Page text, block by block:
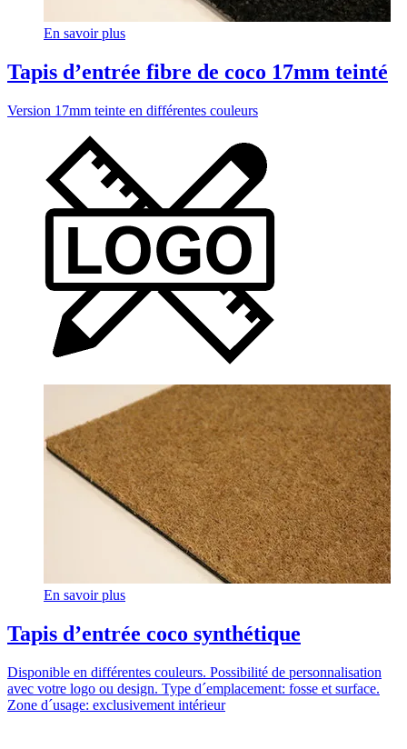
En savoir plus
Tapis d’entrée fibre de coco 17mm teinté
Version 17mm teinte en différentes couleurs
En savoir plus
Tapis d’entrée coco synthétique
Disponible en différentes couleurs. Possibilité de personnalisation
avec votre logo ou design. Type d´emplacement: fosse et surface.
Zone d´usage: exclusivement intérieur